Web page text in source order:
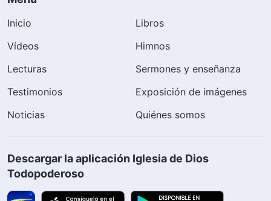
Inicio
Libros
Vídeos
Himnos
Lecturas
Sermones y enseñanza
Testimonios
Exposición de imágenes
Noticias
Quiénes somos
Descargar la aplicación Iglesia de Dios
Todopoderoso